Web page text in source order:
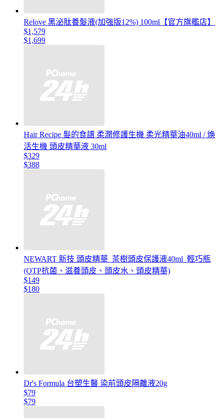
Relove 黑泌肽養髮液(加強版12%) 100ml【官方旗艦店】
$1,579
$1,699
Hair Recipe 髮的食譜 柔潤修護生機 柔光精華油40ml / 煥
活生機 頭皮精華液 30ml
$329
$388
NEWART 新技 頭皮精華_茶樹頭皮保護液40ml_輕巧瓶
(OTP抗菌、滋養頭皮、頭皮水、頭皮精華)
$149
$180
Dr's Formula 台塑生醫 染前頭皮隔離液20g
$79
$79